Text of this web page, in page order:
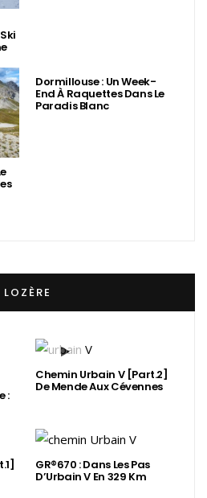
Dormillouse : Un Week-
End À Raquettes Dans Le
Paradis Blanc
LOZÈRE
:
Chemin Urbain V [Part.2]
De Mende Aux Cévennes
GR®670 : Dans Les Pas
D’Urbain V En 329 Km